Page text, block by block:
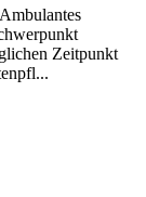
Zeitpunkt